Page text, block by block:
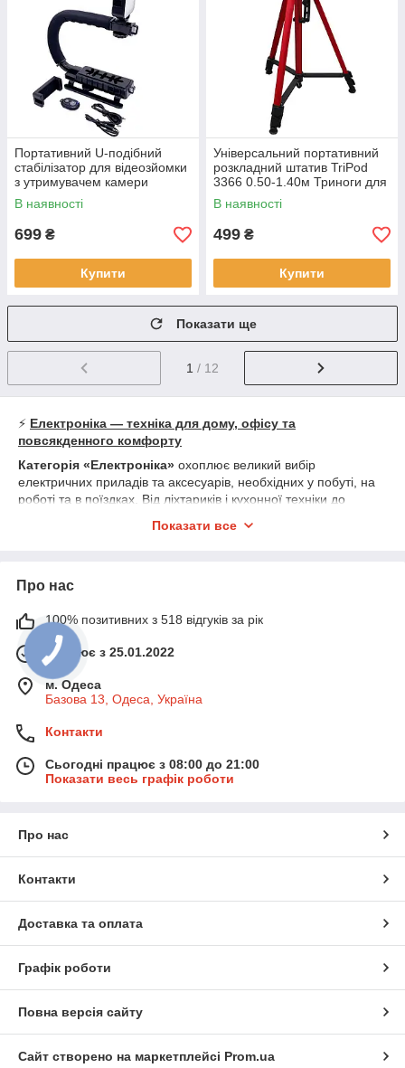
Портативний U-подібний
стабілізатор для відеозйомки
з утримувачем камери
телефону та спалаху AY 49U
В наявності
699 ₴
Купити
Універсальний портативний
розкладний штатив TriPod
3366 0.50-1.40м Триноги для
телефону та фотоапарата
В наявності
499 ₴
Купити
Показати ще
1 / 12
⚡ Електроніка — техніка для дому, офісу та
повсякденного комфорту
Категорія «Електроніка» охоплює великий вибір
електричних приладів та аксесуарів, необхідних у побуті, на
роботі та в поїздках. Від ліхтариків і кухонної техніки до
зручнішим і технологічнішим.
• ☕Електрочайники, тостери, міксери, кухонна
• 🔌Перетворювачі напруги, випрямлячі, крани з
підігрівом
• 💇Плойки, фени, прасочки, машинки для стрижки,
електробритви
• 🧹
Пилососи, праски, відпарювачі
• ⚖️
Кухонні та товарні електронні ваги
• 💵
• 📹
Камери відеоспостереження, LED-телевізори
LED лампи та світлотехніка
Показати все
Про нас
100% позитивних з 518 відгуків за рік
Працює з 25.01.2022
м. Одеса
Базова 13, Одеса, Україна
Контакти
Сьогодні працює з 08:00 до 21:00
Показати весь графік роботи
Про нас
Контакти
Доставка та оплата
Графік роботи
Повна версія сайту
Сайт створено на маркетплейсі Prom.ua